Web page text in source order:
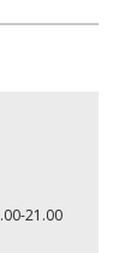
21.00